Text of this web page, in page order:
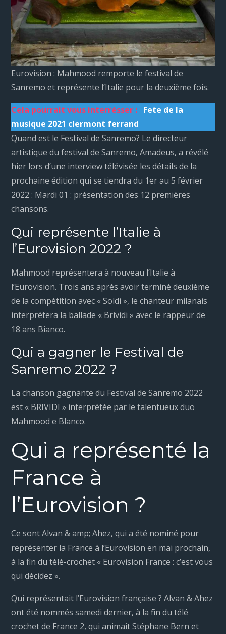
Eurovision : Mahmood remporte le festival de
Sanremo et représente l’Italie pour la deuxième fois.
Cela pourrait vous interrésser : Fete de la
musique 2021 clermont ferrand
Quand est le Festival de Sanremo? Le directeur
artistique du festival de Sanremo, Amadeus, a révélé
hier lors d’une interview télévisée les détails de la
prochaine édition qui se tiendra du 1er au 5 février
2022 : Mardi 01 : présentation des 12 premières
chansons.
Qui représente l’Italie à
l’Eurovision 2022 ?
Mahmood représentera à nouveau l’Italie à
l’Eurovision. Trois ans après avoir terminé deuxième
de la compétition avec « Soldi », le chanteur milanais
interprétera la ballade « Brividi » avec le rappeur de
18 ans Bianco.
Qui a gagner le Festival de
Sanremo 2022 ?
La chanson gagnante du Festival de Sanremo 2022
est « BRIVIDI » interprétée par le talentueux duo
Mahmood e Blanco.
Qui a représenté la
France à
l’Eurovision ?
Ce sont Alvan & amp; Ahez, qui a été nominé pour
représenter la France à l’Eurovision en mai prochain,
à la fin du télé-crochet « Eurovision France : c’est vous
qui décidez ».
Qui représentait l’Eurovision française ? Alvan & Ahez
ont été nommés samedi dernier, à la fin du télé
crochet de France 2, qui animait Stéphane Bern et